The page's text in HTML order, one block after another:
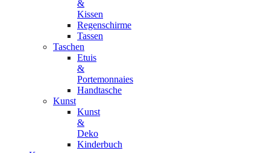
&
Kissen
Regenschirme
Tassen
Taschen
Etuis
&
Portemonnaies
Handtasche
Kunst
Kunst
&
Deko
Kinderbuch